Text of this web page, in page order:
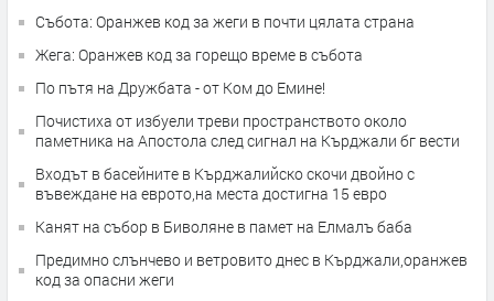
Събота: Оранжев код за жеги в почти цялата страна
Жега: Оранжев код за горещо време в събота
По пътя на Дружбата - от Ком до Емине!
Почистиха от избуели треви пространството около
паметника на Апостола след сигнал на Кърджали бг вести
Входът в басейните в Кърджалийско скочи двойно с
въвеждане на еврото,на места достигна 15 евро
Канят на събор в Биволяне в памет на Елмалъ баба
Предимно слънчево и ветровито днес в Кърджали,оранжев
код за опасни жеги